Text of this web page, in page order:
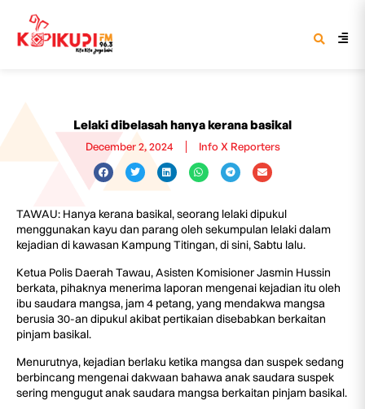
Lelaki dibelasah hanya kerana basikal
December 2, 2024 Info X Reporters
TAWAU: Hanya kerana basikal, seorang lelaki dipukul
menggunakan kayu dan parang oleh sekumpulan lelaki dalam
kejadian di kawasan Kampung Titingan, di sini, Sabtu lalu.
Ketua Polis Daerah Tawau, Asisten Komisioner Jasmin Hussin
berkata, pihaknya menerima laporan mengenai kejadian itu oleh
ibu saudara mangsa, jam 4 petang, yang mendakwa mangsa
berusia 30-an dipukul akibat pertikaian disebabkan berkaitan
pinjam basikal.
Menurutnya, kejadian berlaku ketika mangsa dan suspek sedang
berbincang mengenai dakwaan bahawa anak saudara suspek
sering mengugut anak saudara mangsa berkaitan pinjam basikal.